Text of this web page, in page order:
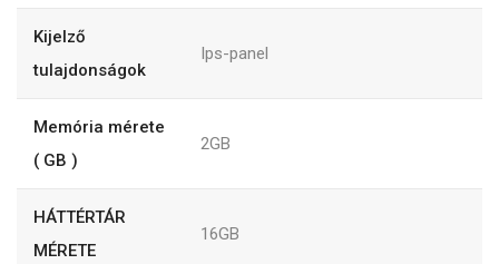
Kijelző
tulajdonságok
Ips-panel
Memória mérete
( GB )
2GB
HÁTTÉRTÁR
MÉRETE
16GB